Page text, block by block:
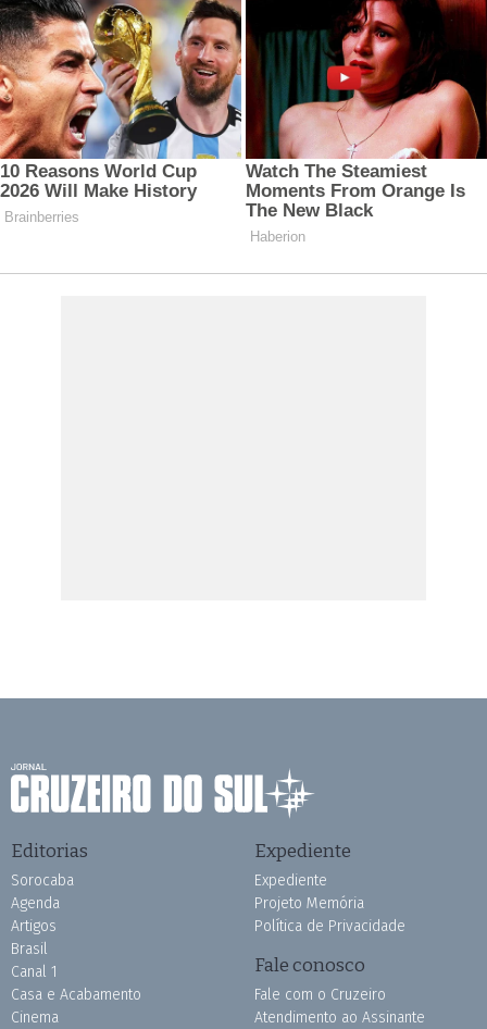
Editorias
Sorocaba
Agenda
Artigos
Brasil
Canal 1
Casa e Acabamento
Cinema
Expediente
Expediente
Projeto Memória
Política de Privacidade
Fale conosco
Fale com o Cruzeiro
Atendimento ao Assinante